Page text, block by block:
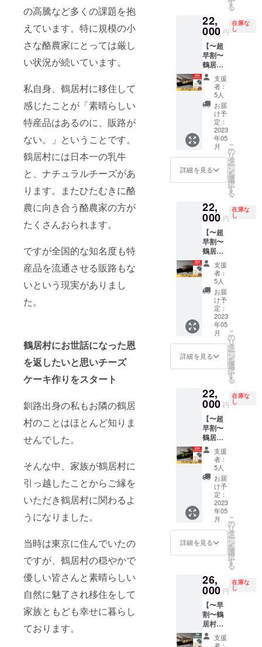
の高騰など多くの課題を抱
えています。特に規模の小
さな酪農家にとっては厳し
い状況が続いています。
私自身、鶴居村に移住して
感じたことが「素晴らしい
特産品はあるのに、販路が
ない。」ということです。
鶴居村には日本一の乳牛
と、ナチュラルチーズがあ
ります。またひたむきに酪
農に向き合う酪農家の方が
たくさんおられます。
ですが全国的な知名度も特
産品を流通させる販路もな
いという現実がありまし
た。
鶴居村にお世話になった恩
を返したいと思いチーズ
ケーキ作りをスタート
釧路出身の私もお隣の鶴居
村のことはほとんど知りま
せんでした。
そんな中、家族が鶴居村に
引っ越したことからご縁を
いただき鶴居村に関わるよ
うになりました。
当時は東京に住んでいたの
ですが、鶴居村の穏やかで
優しい皆さんと素晴らしい
自然に魅了され移住をして
家族ともども幸せに暮らし
ております。
（午前
中/14-
16
時/16-
18
時/18-
20
時/19-
21時か
ら選
択）
送料込
みのお
値段で
す。 ※
お届け
は2023
年5月予
定で
す。 ※
配送方
法は冷
凍で
す。 ※
配達時
間指定
がある
場合は
さい。
（午前
中/14-
16
時/16-
18
時/18-
時/19-
21時か
ら選
択）
ン」に
宿泊い
ただ
き、鶴
居村の
大自然
や美味
しい食
事を楽
しんで
いただ
きま
す。 ②
ナチュ
ラル
チーズ
『鶴
ズケー
キ3種
(プレミ
アム、
ショコ
ラ、抹
茶)をお
届けし
ます。
●マナミ
キャビ
ンにつ
いて
https://
manam
icabin.c
om/ 住
居村字
雪裡原
野北28
線西46
番地2 ※
宿泊可
能日
数：1泊
2日（利
用可能
時間：
15時〜
翌10
時） ※
１支援
大４名
様ご利
ルベッ
ド２
台、ソ
ファ
ベッド
２台 ※
部屋の
る
22,
000 円
在庫な
し
【〜超
早割〜
鶴居村
の恩返
しチー
ズケー
キ＋ナ
チュラ
ルチー
ズ 鶴居
セット
(プレミ
アム)】
鶴居村
の恩返
しチー
キ＋ナ
チュラ
ルチー
ズ『鶴
居』
セット
をお得
な超早
割価格
でお届
けしま
す。 超
早割価
格で
8,000円
OFFで
す。 ●
ラル
チーズ
『鶴
居』
セット
・チー
ズケー
キ1個
(プレミ
アム) ※
消費税
と送料
込みの
お値段
です。
※お届け
は2023
年5月予
配送方
法は冷
凍で
す。 ※
配達時
間指定
がある
支援
者：
5人
お届
け予
定：
2023
年05
月
詳細を見る
こ
の
リ
タ
ー
ン
を
選
択
す
る
22,
000 円
在庫な
し
【〜超
早割〜
鶴居村
の恩返
しチー
ズケー
キ＋ナ
チュラ
ルチー
ズ 鶴居
セット
(ショコ
ラ)】 鶴
居村の
恩返し
チーズ
＋ナ
チュラ
ルチー
ズ『鶴
居』
セット
をお得
な超早
割価格
でお届
けしま
す。 超
早割価
格で
8,000円
OFFで
す。 ●
ラル
チーズ
『鶴
居』
セット
・チー
ズケー
キ1個
支援
者：
5人
お届
け予
定：
2023
年05
月
詳細を見る
こ
の
リ
タ
ー
ン
を
選
択
す
る
22,
000 円
在庫な
し
【〜超
早割〜
鶴居村
の恩返
しチー
ズケー
キ＋ナ
チュラ
ルチー
ズ 鶴居
セット
(抹茶)】
鶴居村
の恩返
しチー
ズケー
チュラ
ルチー
ズ『鶴
居』
セット
をお得
な超早
割価格
支援
者：
5人
お届
け予
定：
2023
年05
月
詳細を見る
こ
の
リ
タ
ー
ン
を
選
択
す
る
26,
000 円
在庫な
し
【〜早
割〜鶴
居村の
恩返し
チーズ
支援
者：